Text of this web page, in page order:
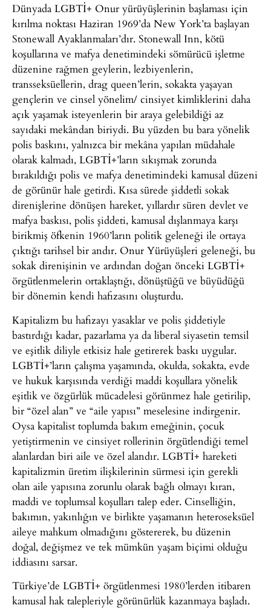
Dünyada LGBTİ+ Onur yürüyüşlerinin başlaması için
kırılma noktası Haziran 1969’da New York’ta başlayan
Stonewall Ayaklanmaları’dır. Stonewall Inn, kötü
koşullarına ve mafya denetimindeki sömürücü işletme
düzenine rağmen geylerin, lezbiyenlerin,
transseksüellerin, drag queen’lerin, sokakta yaşayan
gençlerin ve cinsel yönelim/ cinsiyet kimliklerini daha
açık yaşamak isteyenlerin bir araya gelebildiği az
sayıdaki mekândan biriydi. Bu yüzden bu bara yönelik
polis baskını, yalnızca bir mekâna yapılan müdahale
olarak kalmadı, LGBTİ+’ların sıkışmak zorunda
bırakıldığı polis ve mafya denetimindeki kamusal düzeni
de görünür hale getirdi. Kısa sürede şiddetli sokak
direnişlerine dönüşen hareket, yıllardır süren devlet ve
mafya baskısı, polis şiddeti, kamusal dışlanmaya karşı
birikmiş öfkenin 1960’ların politik geleneği ile ortaya
çıktığı tarihsel bir andır. Onur Yürüyüşleri geleneği, bu
sokak direnişinin ve ardından doğan önceki LGBTİ+
örgütlenmelerin ortaklaştığı, dönüştüğü ve büyüdüğü
bir dönemin kendi hafızasını oluşturdu.
Kapitalizm bu hafızayı yasaklar ve polis şiddetiyle
bastırdığı kadar, pazarlama ya da liberal siyasetin temsil
ve eşitlik diliyle etkisiz hale getirerek baskı uygular.
LGBTİ+’ların çalışma yaşamında, okulda, sokakta, evde
ve hukuk karşısında verdiği maddi koşullara yönelik
eşitlik ve özgürlük mücadelesi görünmez hale getirilip,
bir “özel alan” ve “aile yapısı” meselesine indirgenir.
Oysa kapitalist toplumda bakım emeğinin, çocuk
yetiştirmenin ve cinsiyet rollerinin örgütlendiği temel
alanlardan biri aile ve özel alandır. LGBTİ+ hareketi
kapitalizmin üretim ilişkilerinin sürmesi için gerekli
olan aile yapısına zorunlu olarak bağlı olmayı kıran,
maddi ve toplumsal koşulları talep eder. Cinselliğin,
bakımın, yakınlığın ve birlikte yaşamanın heteroseksüel
aileye mahkum olmadığını göstererek, bu düzenin
doğal, değişmez ve tek mümkün yaşam biçimi olduğu
iddiasını sarsar.
Türkiye’de LGBTİ+ örgütlenmesi 1980’lerden itibaren
kamusal hak talepleriyle görünürlük kazanmaya başladı.